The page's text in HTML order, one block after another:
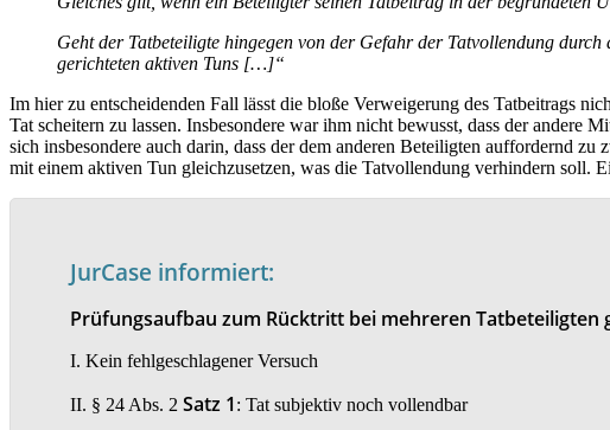
Geht der Tatbeteiligte hingegen von der Gefahr der Tatvollendung
gerichteten aktiven Tuns […]“
Im hier zu entscheidenden Fall lässt die bloße Verweigerung des Tatbeitrags
Tat scheitern zu lassen. Insbesondere war ihm nicht bewusst, dass der andere
sich insbesondere auch darin, dass der dem anderen Beteiligten auffordernd
mit einem aktiven Tun gleichzusetzen, was die Tatvollendung verhindern soll.
JurCase informiert:
Prüfungsaufbau zum Rücktritt bei mehreren Tatbeteiligten
I. Kein fehlgeschlagener Versuch
II. § 24 Abs. 2 Satz 1 : Tat subjektiv noch vollendbar